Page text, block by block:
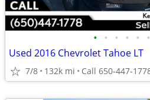
• • • • • •
Used 2016 Chevrolet Tahoe LT
7/8 132k mi Call 650-447-